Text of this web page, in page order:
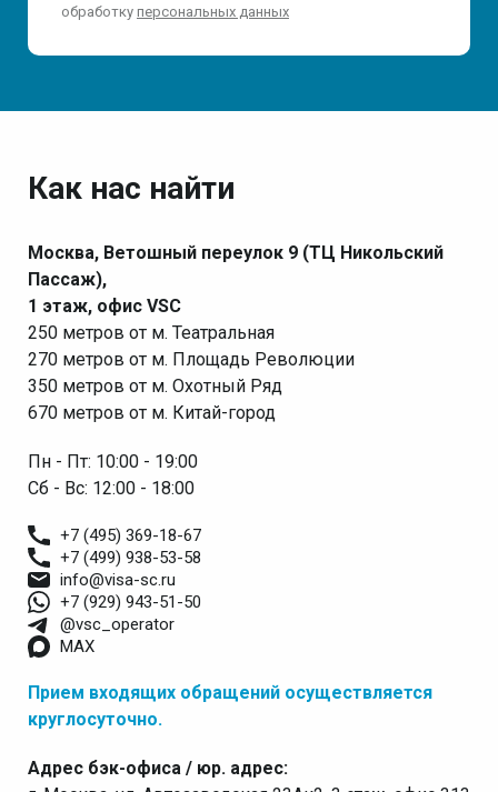
обработку персональных данных
Как нас найти
Москва, Ветошный переулок 9 (ТЦ Никольский
Пассаж),
1 этаж, офис VSC
250 метров от м. Театральная
270 метров от м. Площадь Революции
350 метров от м. Охотный Ряд
670 метров от м. Китай-город
Пн - Пт: 10:00 - 19:00
Сб - Вс: 12:00 - 18:00
+7 (495) 369-18-67
+7 (499) 938-53-58
info@visa-sc.ru
+7 (929) 943-51-50
@vsc_operator
MAX
Прием входящих обращений осуществляется
круглосуточно.
Адрес бэк-офиса / юр. адрес: